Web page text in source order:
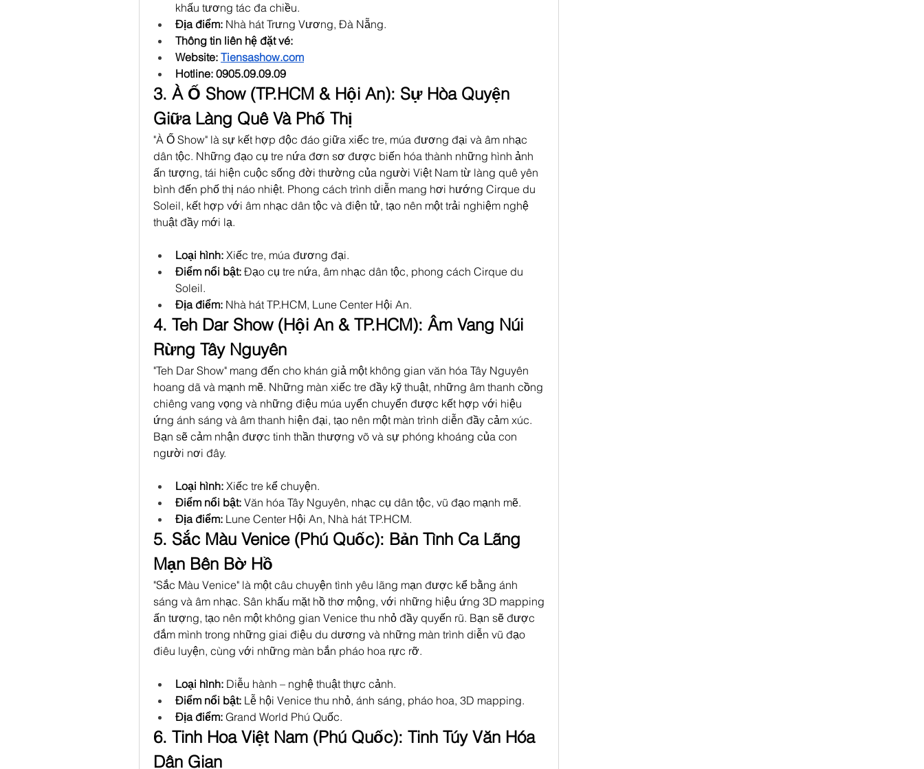
khấu tương tác đa chiều.
Địa điểm: Nhà hát Trưng Vương, Đà Nẵng.
Thông tin liên hệ đặt vé:
Website: Tiensashow.com
Hotline: 0905.09.09.09
3. À Ố Show (TP.HCM & Hội An): Sự Hòa Quyện
Giữa Làng Quê Và Phố Thị
"À Ố Show" là sự kết hợp độc đáo giữa xiếc tre, múa đương đại và âm nhạc
dân tộc. Những đạo cụ tre nứa đơn sơ được biến hóa thành những hình ảnh
ấn tượng, tái hiện cuộc sống đời thường của người Việt Nam từ làng quê yên
bình đến phố thị náo nhiệt. Phong cách trình diễn mang hơi hướng Cirque du
Soleil, kết hợp với âm nhạc dân tộc và điện tử, tạo nên một trải nghiệm nghệ
thuật đầy mới lạ.
Loại hình: Xiếc tre, múa đương đại.
Điểm nổi bật: Đạo cụ tre nứa, âm nhạc dân tộc, phong cách Cirque du
Soleil.
Địa điểm: Nhà hát TP.HCM, Lune Center Hội An.
4. Teh Dar Show (Hội An & TP.HCM): Âm Vang Núi
Rừng Tây Nguyên
"Teh Dar Show" mang đến cho khán giả một không gian văn hóa Tây Nguyên
hoang dã và mạnh mẽ. Những màn xiếc tre đầy kỹ thuật, những âm thanh cồng
chiêng vang vọng và những điệu múa uyển chuyển được kết hợp với hiệu
ứng ánh sáng và âm thanh hiện đại, tạo nên một màn trình diễn đầy cảm xúc.
Bạn sẽ cảm nhận được tinh thần thượng võ và sự phóng khoáng của con
người nơi đây.
Loại hình: Xiếc tre kể chuyện.
Điểm nổi bật: Văn hóa Tây Nguyên, nhạc cụ dân tộc, vũ đạo mạnh mẽ.
Địa điểm: Lune Center Hội An, Nhà hát TP.HCM.
5. Sắc Màu Venice (Phú Quốc): Bản Tình Ca Lãng
Mạn Bên Bờ Hồ
"Sắc Màu Venice" là một câu chuyện tình yêu lãng mạn được kể bằng ánh
sáng và âm nhạc. Sân khấu mặt hồ thơ mộng, với những hiệu ứng 3D mapping
ấn tượng, tạo nên một không gian Venice thu nhỏ đầy quyến rũ. Bạn sẽ được
đắm mình trong những giai điệu du dương và những màn trình diễn vũ đạo
điêu luyện, cùng với những màn bắn pháo hoa rực rỡ.
Loại hình: Diễu hành – nghệ thuật thực cảnh.
Điểm nổi bật: Lễ hội Venice thu nhỏ, ánh sáng, pháo hoa, 3D mapping.
Địa điểm: Grand World Phú Quốc.
6. Tinh Hoa Việt Nam (Phú Quốc): Tinh Túy Văn Hóa
Dân Gian